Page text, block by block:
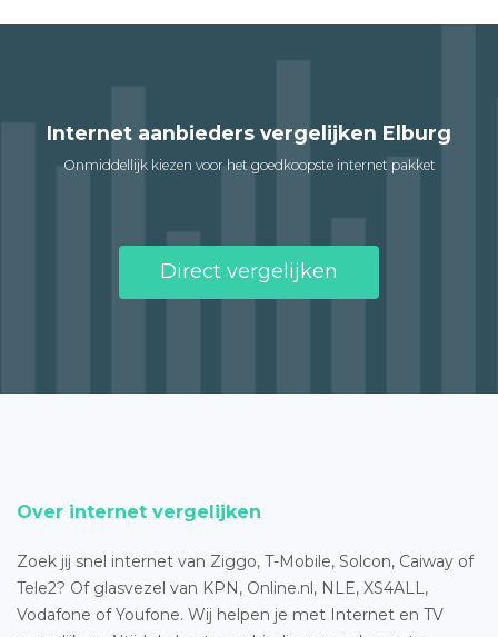
Internet aanbieders vergelijken Elburg
Onmiddellijk kiezen voor het goedkoopste internet pakket
Direct vergelijken
Over internet vergelijken
Zoek jij snel internet van Ziggo, T-Mobile, Solcon, Caiway of
Tele2? Of glasvezel van KPN, Online.nl, NLE, XS4ALL,
Vodafone of Youfone. Wij helpen je met Internet en TV